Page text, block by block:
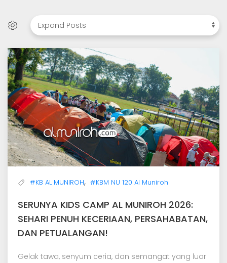
#KB AL MUNIROH, #KBM NU 120 Al Muniroh
SERUNYA KIDS CAMP AL MUNIROH 2026:
SEHARI PENUH KECERIAAN, PERSAHABATAN,
DAN PETUALANGAN!
Gelak tawa, senyum ceria, dan semangat yang luar